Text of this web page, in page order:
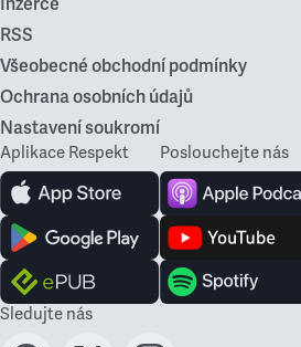
Inzerce
RSS
Všeobecné obchodní podmínky
Ochrana osobních údajů
Nastavení soukromí
Aplikace Respekt Poslouchejte nás
Sledujte nás